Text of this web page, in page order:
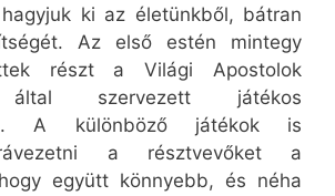
ki az életünkből, bátran
Az első estén mintegy
részt a Világi Apostolok
által szervezett játékos
A különböző játékok is
a résztvevőket a
együtt könnyebb, és néha